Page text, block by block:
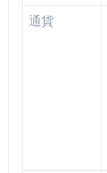
通貨